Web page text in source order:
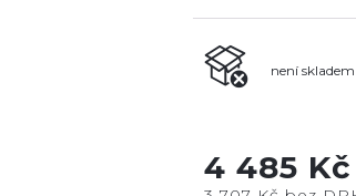
není skladem
4 485 Kč